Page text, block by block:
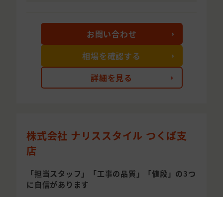
詳細を見る
お問い合わせ
相場を確認する
株式会社 ナリススタイル つくば支
店
「担当スタッフ」「工事の品質」「値段」の3つ
に自信があります